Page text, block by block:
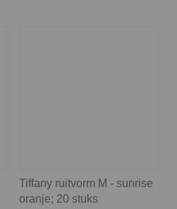
Tiffany ruitvorm M - sunrise
oranje; 20 stuks